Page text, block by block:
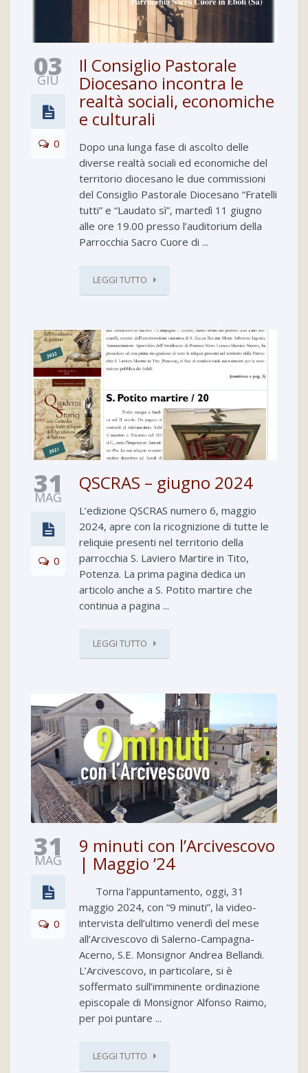
03
GIU
0
Il Consiglio Pastorale
Diocesano incontra le
realtà sociali, economiche
e culturali
Dopo una lunga fase di ascolto delle
diverse realtà sociali ed economiche del
territorio diocesano le due commissioni
del Consiglio Pastorale Diocesano “Fratelli
tutti” e “Laudato sì”, martedì 11 giugno
alle ore 19.00 presso l’auditorium della
Parrocchia Sacro Cuore di ...
LEGGI TUTTO
31
MAG
0
QSCRAS – giugno 2024
L’edizione QSCRAS numero 6, maggio
2024, apre con la ricognizione di tutte le
reliquie presenti nel territorio della
parrocchia S. Laviero Martire in Tito,
Potenza. La prima pagina dedica un
articolo anche a S. Potito martire che
continua a pagina ...
LEGGI TUTTO
31
MAG
0
9 minuti con l’Arcivescovo
| Maggio ’24
Torna l’appuntamento, oggi, 31
maggio 2024, con “9 minuti”, la video-
intervista dell’ultimo venerdì del mese
all’Arcivescovo di Salerno-Campagna-
Acerno, S.E. Monsignor Andrea Bellandi.
L’Arcivescovo, in particolare, si è
soffermato sull’imminente ordinazione
episcopale di Monsignor Alfonso Raimo,
per poi puntare ...
LEGGI TUTTO